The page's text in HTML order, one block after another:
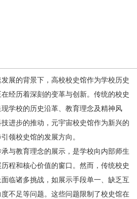
展的背景下，高校校史馆作为学校历史
经历着深刻的变革与创新。传统的校史
学校的历史沿革、教育理念及精神风
进步的推动，元宇宙校史馆作为新兴的
领校史馆的发展方向。
与教育理念的展示，是学校向内部师生
程和核心价值的窗口。然而，传统校史
临诸多挑战，如展示手段单一、缺乏互
不足等问题。这些问题限制了校史馆在